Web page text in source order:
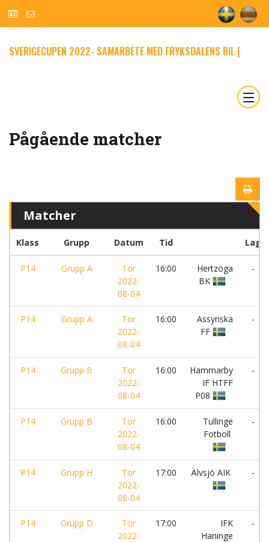
SVERIGECUPEN 2022- SAMARBETE MED FRYKSDALENS BIL [
Pågående matcher
Matcher
Klass Grupp Datum Tid Lag
P14 Grupp A
Tor
2022-
08-04
16:00
Hertzöga
BK
-
P14 Grupp A
Tor
2022-
08-04
16:00
Assyriska
FF
-
P14 Grupp B
Tor
2022-
08-04
16:00
Hammarby
IF HTFF
P08
-
P14 Grupp B
Tor
2022-
08-04
16:00
Tullinge
Fotboll
-
P14 Grupp H
Tor
2022-
08-04
17:00 Älvsjö AIK -
P14 Grupp D
Tor
2022-
17:00
IFK
Haninge
-